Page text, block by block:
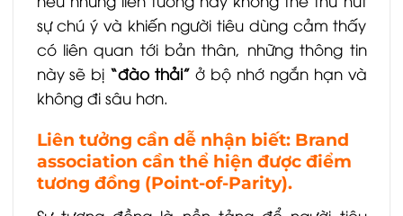
sự chú ý và khiến người tiêu dùng cảm thấy
có liên quan tới bản thân, những thông tin
này sẽ bị “đào thải” ở bộ nhớ ngắn hạn và
không đi sâu hơn.
Liên tưởng cần dễ nhận biết: Brand
association cần thể hiện được điểm
tương đồng (Point-of-Parity).